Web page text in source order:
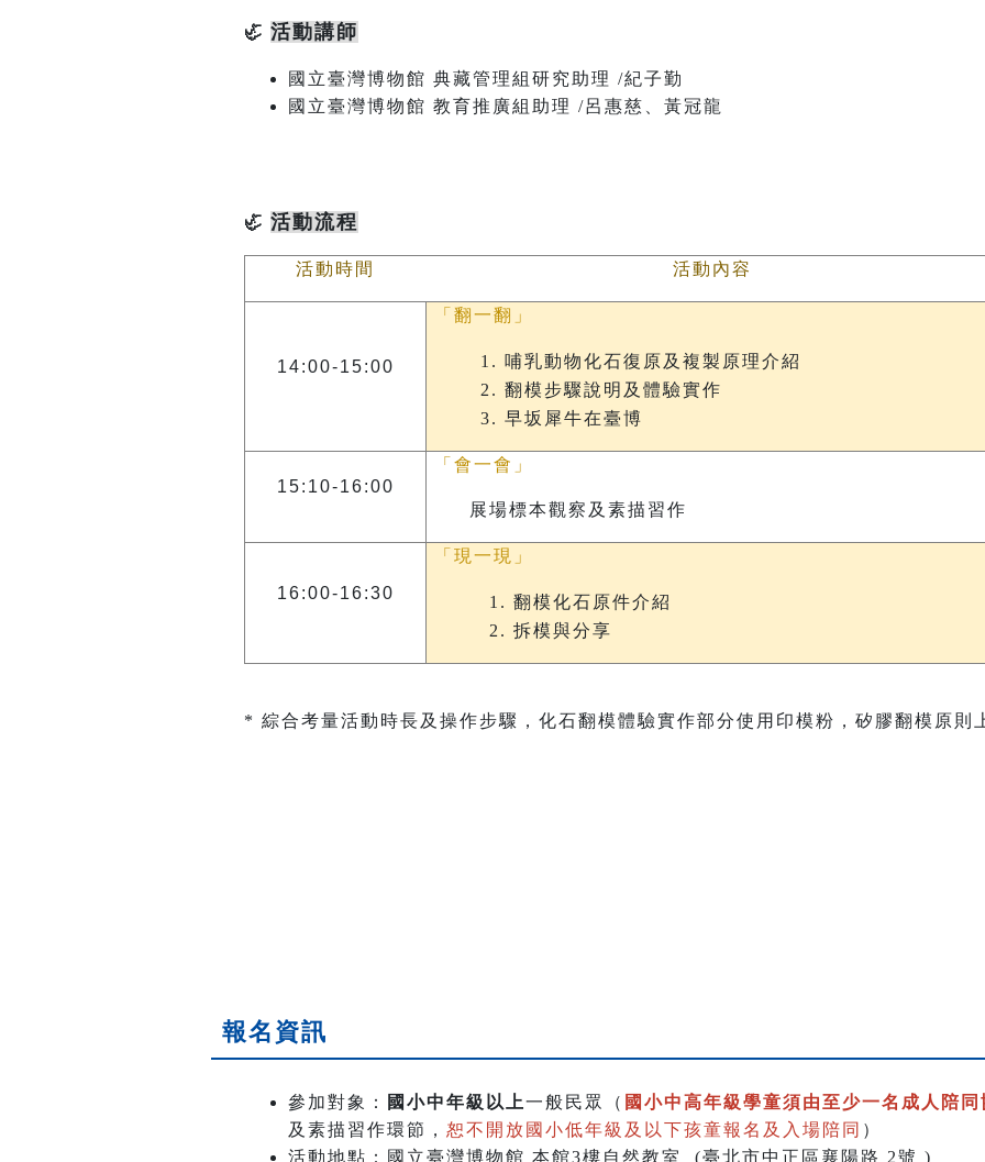
🦏 活動講師
國立臺灣博物館 典藏管理組研究助理 /紀子勤
國立臺灣博物館 教育推廣組助理 /呂惠慈、黃冠龍
🦏 活動流程
活動時間 活動內容
14:00-15:00
「翻一翻」
哺乳動物化石復原及複製原理介紹
翻模步驟說明及體驗實作
早坂犀牛在臺博
15:10-16:00
「會一會」
展場標本觀察及素描習作
16:00-16:30
「現一現」
翻模化石原件介紹
拆模與分享
* 綜合考量活動時長及操作步驟，化石翻模體驗實作部分使用印模粉，矽膠翻模原則
報名資訊
參加對象： 國小中年級以上一般民眾 （ 國小中高年級學童須由至少一名成人陪同
及素描習作環節， 恕不開放國小低年級及以下孩童報名及入場陪同 ）
活動地點：國立臺灣博物館 本館3樓自然教室
(臺北市中正區襄陽路 2號 )